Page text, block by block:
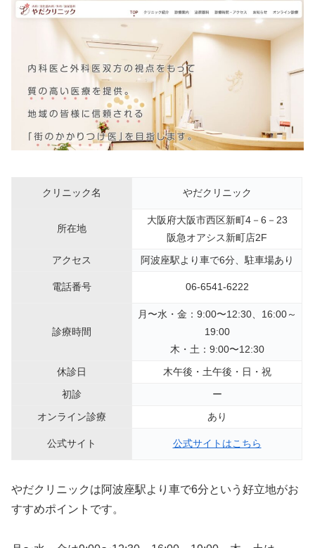
クリニック名 やだクリニック
所在地
大阪府大阪市西区新町4－6－23
阪急オアシス新町店2F
アクセス
阿波座駅より車で6分、駐車場あり
電話番号 06-6541-6222
診療時間
月〜水・金：9:00〜12:30、16:00～
19:00
木・土：9:00〜12:30
休診日
木午後・土午後・日・祝
初診
ー
オンライン診療
あり
公式サイト 公式サイトはこちら
やだクリニックは阿波座駅より車で6分という好立地がお
すすめポイントです。